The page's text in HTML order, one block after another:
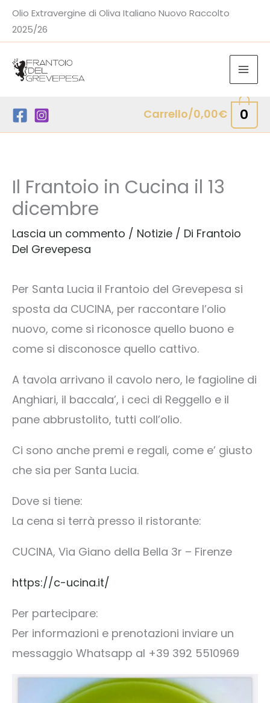
VaiOlio Extravergine di Oliva Italiano Nuovo Raccolto
2025/26
Carrello/0,00€ 0
Il Frantoio in Cucina il 13
dicembre
Lascia un commento / Notizie / Di Frantoio
Del Grevepesa
Per Santa Lucia il Frantoio del Grevepesa si
sposta da CUCINA, per raccontare l’olio
nuovo, come si riconosce quello buono e
come si disconosce quello cattivo.
A tavola arrivano il cavolo nero, le fagioline di
Anghiari, il baccala’, i ceci di Reggello e il
pane abbrustolito, tutti coll’olio.
Ci sono anche premi e regali, come e’ giusto
che sia per Santa Lucia.
Dove si tiene:
La cena si terrà presso il ristorante:
CUCINA, Via Giano della Bella 3r – Firenze
https://c-ucina.it/
Per partecipare:
Per informazioni e prenotazioni inviare un
messaggio Whatsapp al +39 392 5510969